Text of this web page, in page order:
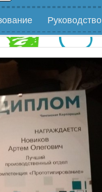
Руководство